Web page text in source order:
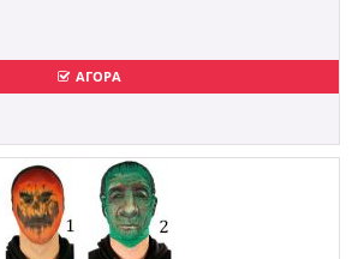
ΑΓΟΡΑ